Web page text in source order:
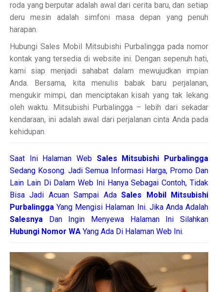
roda yang berputar adalah awal dari cerita baru, dan setiap
deru mesin adalah simfoni masa depan yang penuh
harapan.
Hubungi Sales Mobil Mitsubishi Purbalingga pada nomor
kontak yang tersedia di website ini. Dengan sepenuh hati,
kami siap menjadi sahabat dalam mewujudkan impian
Anda. Bersama, kita menulis babak baru perjalanan,
mengukir mimpi, dan menciptakan kisah yang tak lekang
oleh waktu. Mitsubishi Purbalingga – lebih dari sekadar
kendaraan, ini adalah awal dari perjalanan cinta Anda pada
kehidupan.
Saat Ini Halaman Web Sales Mitsubishi Purbalingga
Sedang Kosong. Jadi Semua Informasi Harga, Promo Dan
Lain Lain Di Dalam Web Ini Hanya Sebagai Contoh, Tidak
Bisa Jadi Acuan Sampai AdaSales Mobil Mitsubishi
PurbalinggaYang Mengisi Halaman Ini. Jika Anda Adalah
Salesnya Dan Ingin Menyewa Halaman Ini Silahkan
Hubungi Nomor WA Yang Ada Di Halaman Web Ini.